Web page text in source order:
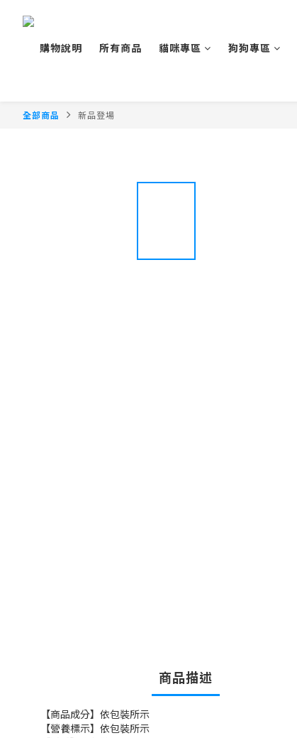
購物說明
所有商品 貓咪專區 狗狗專區
全部商品 新品登場
商品描述
【商品成分】依包裝所示
【營養標示】依包裝所示